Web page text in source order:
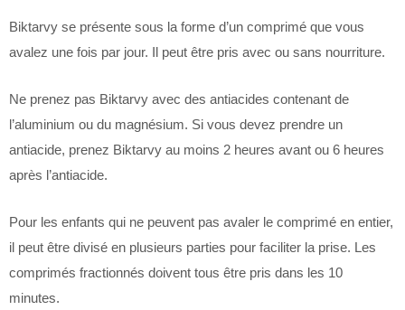
Biktarvy se présente sous la forme d’un comprimé que vous
avalez une fois par jour. Il peut être pris avec ou sans nourriture.
Ne prenez pas Biktarvy avec des antiacides contenant de
l’aluminium ou du magnésium. Si vous devez prendre un
antiacide, prenez Biktarvy au moins 2 heures avant ou 6 heures
après l’antiacide.
Pour les enfants qui ne peuvent pas avaler le comprimé en entier,
il peut être divisé en plusieurs parties pour faciliter la prise. Les
comprimés fractionnés doivent tous être pris dans les 10
minutes.